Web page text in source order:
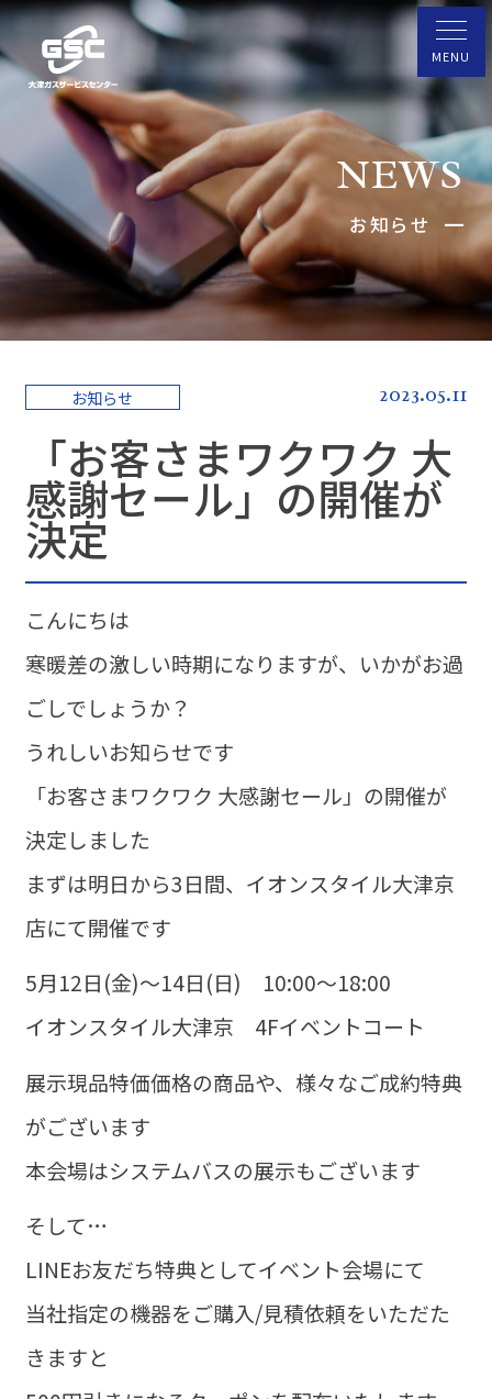
NEWS
お知らせ
お知らせ 2023.05.11
「お客さまワクワク 大
感謝セール」の開催が
決定
こんにちは
寒暖差の激しい時期になりますが、いかがお過
ごしでしょうか？
うれしいお知らせです
「お客さまワクワク 大感謝セール」の開催が
決定しました
まずは明日から3日間、イオンスタイル大津京
店にて開催です
5月12日(金)～14日(日) 10:00～18:00
イオンスタイル大津京 4Fイベントコート
展示現品特価価格の商品や、様々なご成約特典
がございます
本会場はシステムバスの展示もございます
そして…
LINEお友だち特典としてイベント会場にて
当社指定の機器をご購入/見積依頼をいただた
きますと